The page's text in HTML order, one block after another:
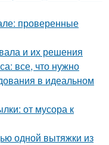
проверенные
и их решения
все, что нужно
в идеальном
от мусора к
одной вытяжки из